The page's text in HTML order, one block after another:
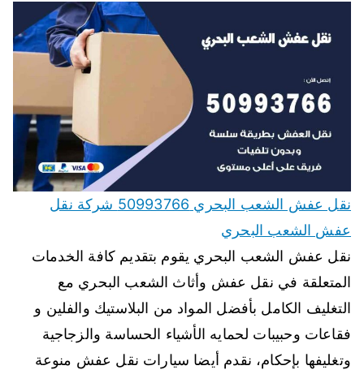
نقل عفش الشعب البحري 50993766 شركة نقل
عفش الشعب البحري
نقل عفش الشعب البحري يقوم بتقديم كافة الخدمات
المتعلقة في نقل عفش وأثاث الشعب البحري مع
التغليف الكامل بأفضل المواد من البلاستيك والفلين و
فقاعات وحبيبات لحمايه الأشياء الحساسة والزجاجية
وتغليفها بإحكام، نقدم أيضا سيارات نقل عفش منوعة